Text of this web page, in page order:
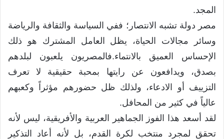
المجد.
مصر دولة تشبه الانتصار؛ ففي السياسة والثقافة والرياضة
وسائر مجالات الحياة، يظل العامل المشترك هو ذلك
الإحساس العميق بالانتماء.فالمصريون يلعبون لبلدهم
بصدق، ويدافعون عن رايتها بمحبة حقيقية لا تعرف
التزييف أو الادعاء، ولذلك ظل حضورهم مؤثراً وكعبهم
عالياً في كثير من المحافل.
لقد أسعد هذا الفوز الجماهير العربية والأفريقية، ليس لأنه
تحقق لمجرد منتخب لكرة القدم، بل لأنه أعاد التذكير